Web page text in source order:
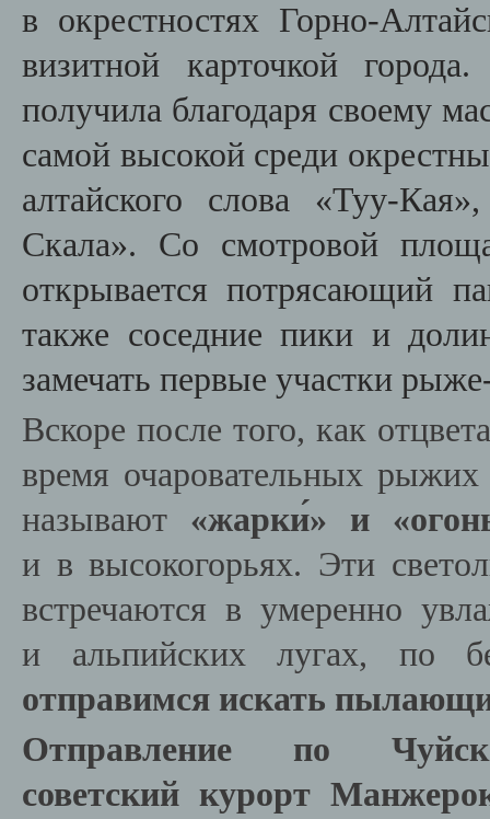
в окрестностях Горно-
визитной карточкой
получила благодаря своему
самой высокой среди
алтайского слова «Туу-
Скала». Со смотровой
открывается потрясающий
также соседние пики и
замечать первые участки
Вскоре после того, как
время очаровательных
называют «жарки́» и
и в высокогорьях. Эти
встречаются в умеренно
и альпийских лугах, по
отправимся искать
Отправление по
советский курорт